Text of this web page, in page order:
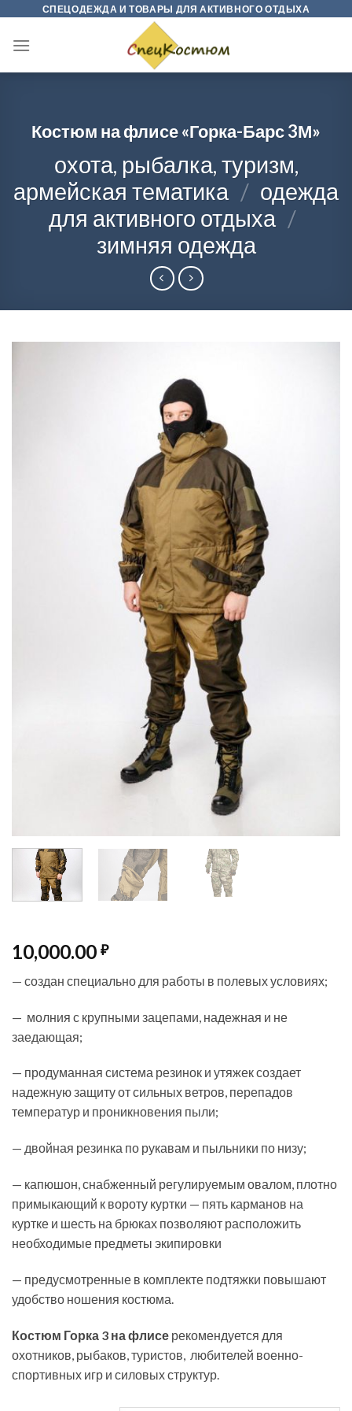
content
СПЕЦОДЕЖДА И ТОВАРЫ ДЛЯ АКТИВНОГО ОТДЫХА
Костюм на флисе «Горка-Барс 3М»
охота, рыбалка, туризм,
армейская тематика / одежда
для активного отдыха /
зимняя одежда
10,000.00 ₽
— создан специально для работы в полевых условиях;
— молния с крупными зацепами, надежная и не
заедающая;
— продуманная система резинок и утяжек создает
надежную защиту от сильных ветров, перепадов
температур и проникновения пыли;
— двойная резинка по рукавам и пыльники по низу;
— капюшон, снабженный регулируемым овалом, плотно
примыкающий к вороту куртки — пять карманов на
куртке и шесть на брюках позволяют расположить
необходимые предметы экипировки
— предусмотренные в комплекте подтяжки повышают
удобство ношения костюма.
Костюм Горка 3 на флисе рекомендуется для
охотников, рыбаков, туристов, любителей военно-
спортивных игр и силовых структур.